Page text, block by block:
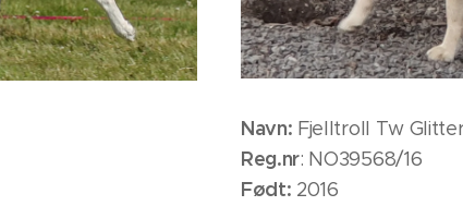
Navn: Fjelltroll Tw
Reg.nr: NO39568/16
Født: 2016